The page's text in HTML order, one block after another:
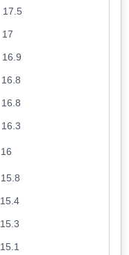
17.5
17
16.9
16.8
16.8
16.3
16
15.8
15.4
15.3
15.1